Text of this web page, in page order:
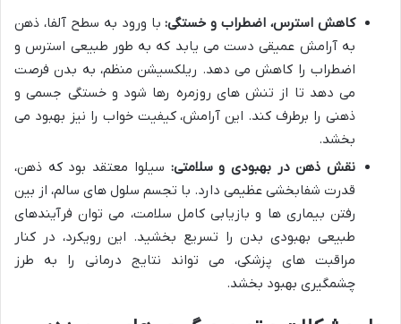
کاهش استرس، اضطراب و خستگی:با ورود به سطح آلفا، ذهن
به آرامش عمیقی دست می یابد که به طور طبیعی استرس و
اضطراب را کاهش می دهد. ریلکسیشن منظم، به بدن فرصت
می دهد تا از تنش های روزمره رها شود و خستگی جسمی و
ذهنی را برطرف کند. این آرامش، کیفیت خواب را نیز بهبود می
بخشد.
نقش ذهن در بهبودی و سلامتی: سیلوا معتقد بود که ذهن،
قدرت شفابخشی عظیمی دارد. با تجسم سلول های سالم، از بین
رفتن بیماری ها و بازیابی کامل سلامت، می توان فرآیندهای
طبیعی بهبودی بدن را تسریع بخشید. این رویکرد، در کنار
مراقبت های پزشکی، می تواند نتایج درمانی را به طرز
چشمگیری بهبود بخشد.